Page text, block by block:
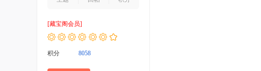
[藏宝阁会员]
积分 8058